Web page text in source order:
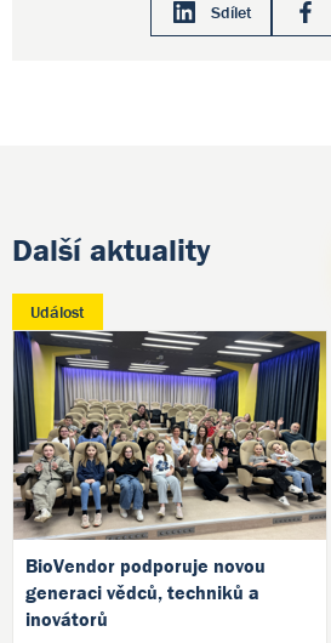
Sdílet
Další aktuality
Událost
BioVendor podporuje novou
generaci vědců, techniků a
inovátorů